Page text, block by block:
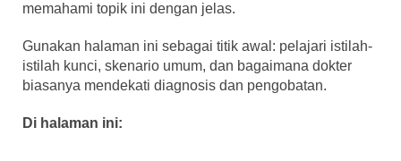
memahami topik ini dengan jelas.
Gunakan halaman ini sebagai titik awal: pelajari istilah-
istilah kunci, skenario umum, dan bagaimana dokter
biasanya mendekati diagnosis dan pengobatan.
Di halaman ini: